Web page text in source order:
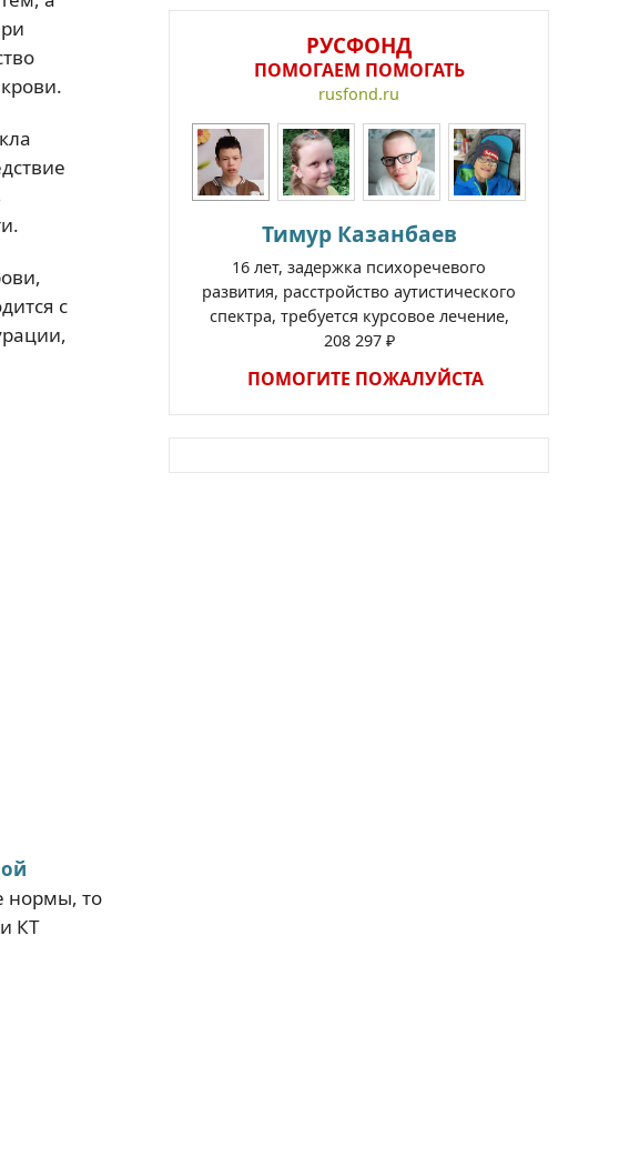
с
нормы, то
КТ
РУСФОНД
ПОМОГАЕМ ПОМОГАТЬ
rusfond.ru
Тимур Казанбаев
16 лет, задержка психоречевого
развития, расстройство аутистического
спектра, требуется курсовое лечение,
208 297 ₽
ПОМОГИТЕ ПОЖАЛУЙСТА